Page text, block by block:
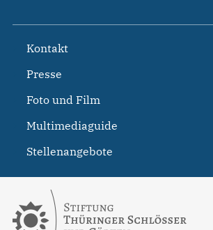
Kontakt
Presse
Foto und Film
Multimediaguide
Stellenangebote